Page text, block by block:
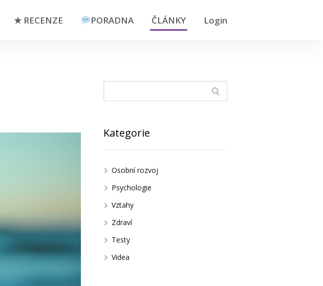
★ RECENZE PORADNA ČLÁNKY Login
Kategorie
Osobní rozvoj
Psychologie
Vztahy
Zdraví
Testy
Videa